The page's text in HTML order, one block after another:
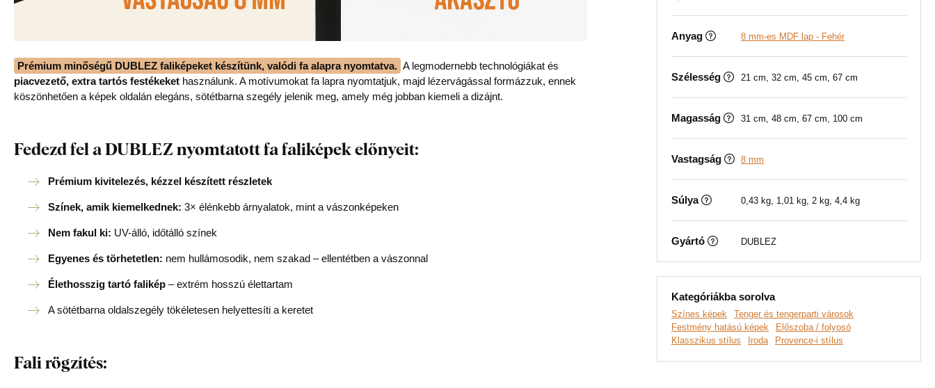
Prémium minőségű DUBLEZ faliképeket készítünk, valódi fa alapra nyomtatva. A legmodernebb technológiákat és
piacvezető, extra tartós festékeket használunk. A motívumokat fa lapra nyomtatjuk, majd lézervágással formázzuk, ennek
köszönhetően a képek oldalán elegáns, sötétbarna szegély jelenik meg, amely még jobban kiemeli a dizájnt.
Fedezd fel a DUBLEZ nyomtatott fa faliképek előnyeit:
Prémium kivitelezés, kézzel készített részletek
Színek, amik kiemelkednek: 3× élénkebb árnyalatok, mint a vászonképeken
Nem fakul ki: UV-álló, időtálló színek
Egyenes és törhetetlen: nem hullámosodik, nem szakad – ellentétben a vászonnal
Élethosszig tartó falikép – extrém hosszú élettartam
A sötétbarna oldalszegély tökéletesen helyettesíti a keretet
Fali rögzítés:
Anyag 8 mm-es MDF lap - Fehér
Szélesség 21 cm, 32 cm, 45 cm, 67 cm
Magasság 31 cm, 48 cm, 67 cm, 100 cm
Vastagság 8 mm
Súlya 0,43 kg, 1,01 kg, 2 kg, 4,4 kg
Gyártó DUBLEZ
Kategóriákba sorolva
Színes képek
Tenger és tengerparti városok
Festmény hatású képek
Előszoba / folyosó
Klasszikus stílus
Iroda Provence-i stílus